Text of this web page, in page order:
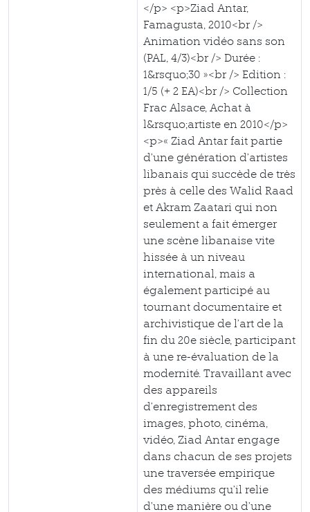
</p> <p>Ziad Antar,
Famagusta, 2010<br />
Animation vidéo sans son
(PAL, 4/3)<br /> Durée :
1&rsquo;30 »<br /> Edition :
1/5 (+ 2 EA)<br /> Collection
Frac Alsace, Achat à
l&rsquo;artiste en 2010</p>
<p>« Ziad Antar fait partie
d’une génération d’artistes
libanais qui succède de très
près à celle des Walid Raad
et Akram Zaatari qui non
seulement a fait émerger
une scène libanaise vite
hissée à un niveau
international, mais a
également participé au
tournant documentaire et
archivistique de l’art de la
fin du 20e siècle, participant
à une re-évaluation de la
modernité. Travaillant avec
des appareils
d’enregistrement des
images, photo, cinéma,
vidéo, Ziad Antar engage
dans chacun de ses projets
une traversée empirique
des médiums qu’il relie
d’une manière ou d’une